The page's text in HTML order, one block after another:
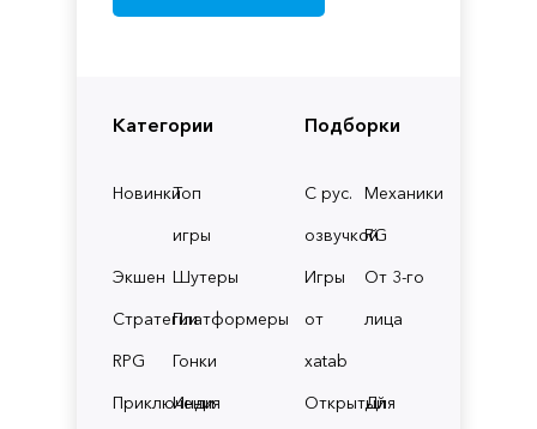
Категории
НовинкиТоп
игры
Экшен Шутеры
СтратегииПлатформеры
RPG
Гонки
Приключения
Инди
Подборки
С рус.
озвучкой
Механики
RG
Игры
от
xatab
От 3-го
лица
Открытый
Для